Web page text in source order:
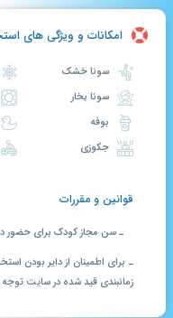
امکانات و ویژگی های
سونا خشک
سونا بخار
جکوزی
قوانین و مقررات
ـ سن مجاز کودک برای حضور در استخر ۶ سال
ـ برای اطمینان از دایر بودن
زمانبندی قید شده در سایت توجه